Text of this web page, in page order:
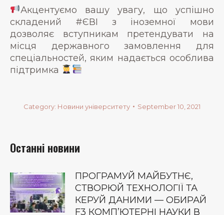
Акцентуємо вашу увагу, що успішно
складений #ЄВІ з іноземної мови
дозволяє вступникам претендувати на
місця державного замовлення для
спеціальностей, яким надається особлива
підтримка
Category: Новини університету September 10, 2021
Останні новини
ПРОГРАМУЙ МАЙБУТНЄ,
СТВОРЮЙ ТЕХНОЛОГІЇ ТА
КЕРУЙ ДАНИМИ — ОБИРАЙ
F3 КОМП’ЮТЕРНІ НАУКИ В